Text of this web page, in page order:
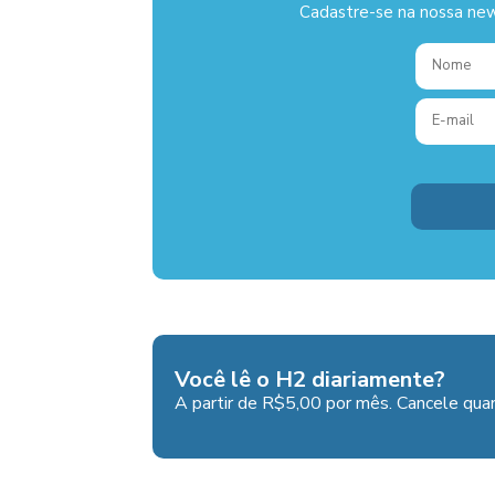
Cadastre-se na nossa
Você lê o H2 diariamente?
A partir de R$5,00 por mês. Cancele